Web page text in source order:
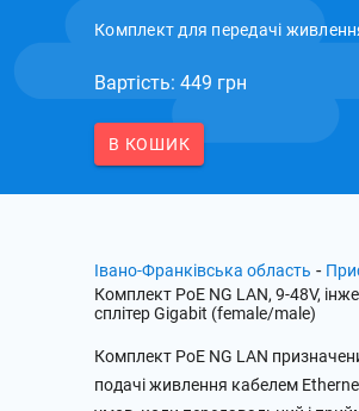
Комплект для передачі
В КОШИК
Вартість: 449 грн
Івано-Франківська область -
Комплект PoE NG LAN, 9-48V,
сплітер Gigabit (female/male)
Комплект PoE NG LAN
подачі живлення кабелем